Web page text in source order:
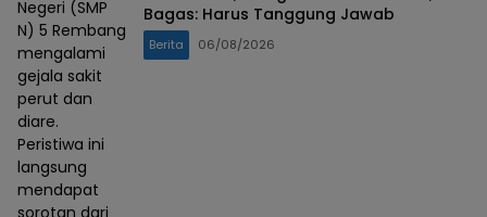
Negeri (SMP
N) 5 Rembang
mengalami
gejala sakit
perut dan
diare.
Peristiwa ini
langsung
mendapat
Bagas: Harus Tanggung Jawab
Berita 06/08/2026